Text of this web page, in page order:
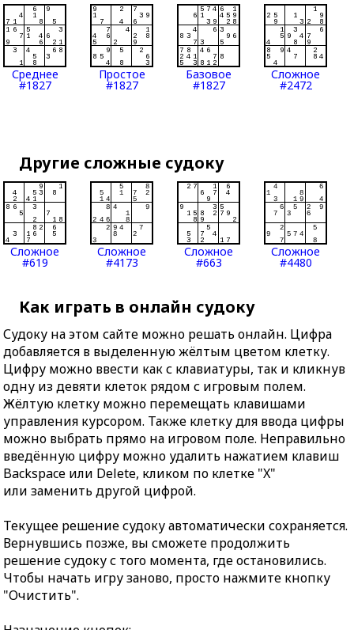
Среднее
#1827
Простое
#1827
Базовое
#1827
Сложное
#2472
Другие сложные судоку
Сложное
#619
Сложное
#4173
Сложное
#663
Сложное
#4480
Как играть в онлайн судоку
Судоку на этом сайте можно решать онлайн. Цифра
добавляется в выделенную жёлтым цветом клетку.
Цифру можно ввести как с клавиатуры, так и кликнув
одну из девяти клеток рядом с игровым полем.
Жёлтую клетку можно перемещать клавишами
управления курсором. Также клетку для ввода цифры
можно выбрать прямо на игровом поле. Неправильно
введённую цифру можно удалить нажатием клавиш
Backspace или Delete, кликом по клетке "X"
или заменить другой цифрой.
Текущее решение судоку автоматически сохраняется.
Вернувшись позже, вы сможете продолжить
решение судоку с того момента, где остановились.
Чтобы начать игру заново, просто нажмите кнопку
"Очистить".